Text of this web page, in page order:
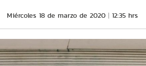
Miércoles 18 de marzo de 2020 12:35 hrs